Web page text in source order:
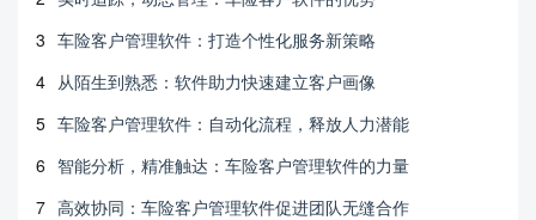
3 车险客户管理软件：打造个性化服务新策略
4 从陌生到熟悉：软件助力快速建立客户画像
5 车险客户管理软件：自动化流程，释放人力潜能
6 智能分析，精准触达：车险客户管理软件的力量
7 高效协同：车险客户管理软件促进团队无缝合作